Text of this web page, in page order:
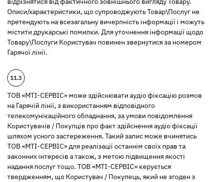
Описи/характеристики, що супроводжують Товар\Послуг не
претендують на всезагальну вичерпність інформації і можуть
містити друкарські помилки. Для уточнення інформації щодо
Товару\Послуги Користувач повинен звернутися за номером
Гарячої лінії.
ТОВ «МТІ-СЕРВІС» може здійснювати аудіо фіксацію розмов
на Гарячій лінії, з використанням відповідного
телекомунікаційного обладнання, за умови повідомлення
Користувачів / Покупців про факт здійснення аудіо фіксації
шляхом усного застереження. Такий запис може вчинятись
ТОВ «МТІ-СЕРВІС» для реалізації останнім своїх прав та
законних інтересів а також, з метою підвищення якості
надання послуг тощо. ТОВ «МТІ-СЕРВІС» керується
твердженням, що Користувач / Покупець, який не згоден з